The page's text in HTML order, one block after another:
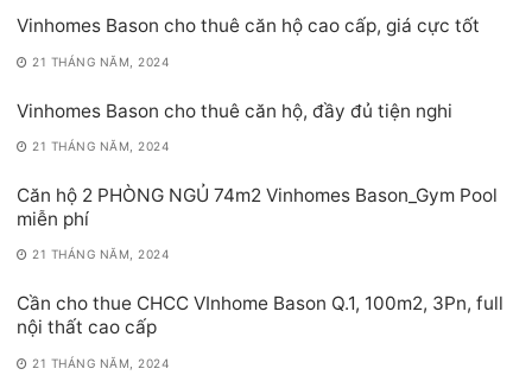
Vinhomes Bason cho thuê căn hộ cao cấp, giá cực tốt
21 THÁNG NĂM, 2024
Vinhomes Bason cho thuê căn hộ, đầy đủ tiện nghi
21 THÁNG NĂM, 2024
Căn hộ 2 PHÒNG NGỦ 74m2 Vinhomes Bason_Gym Pool
miễn phí
21 THÁNG NĂM, 2024
Cần cho thue CHCC VInhome Bason Q.1, 100m2, 3Pn, full
nội thất cao cấp
21 THÁNG NĂM, 2024